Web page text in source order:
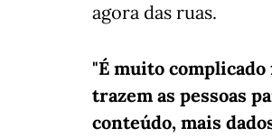
agora das ruas.
"É muito complicado
trazem as pessoas
conteúdo, mais